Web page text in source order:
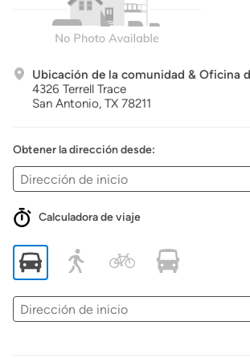
Ubicación de la comunidad & Oficina
4326 Terrell Trace
San Antonio, TX 78211
Obtener la dirección desde:
Calculadora de viaje
Dirección
de
Calcular